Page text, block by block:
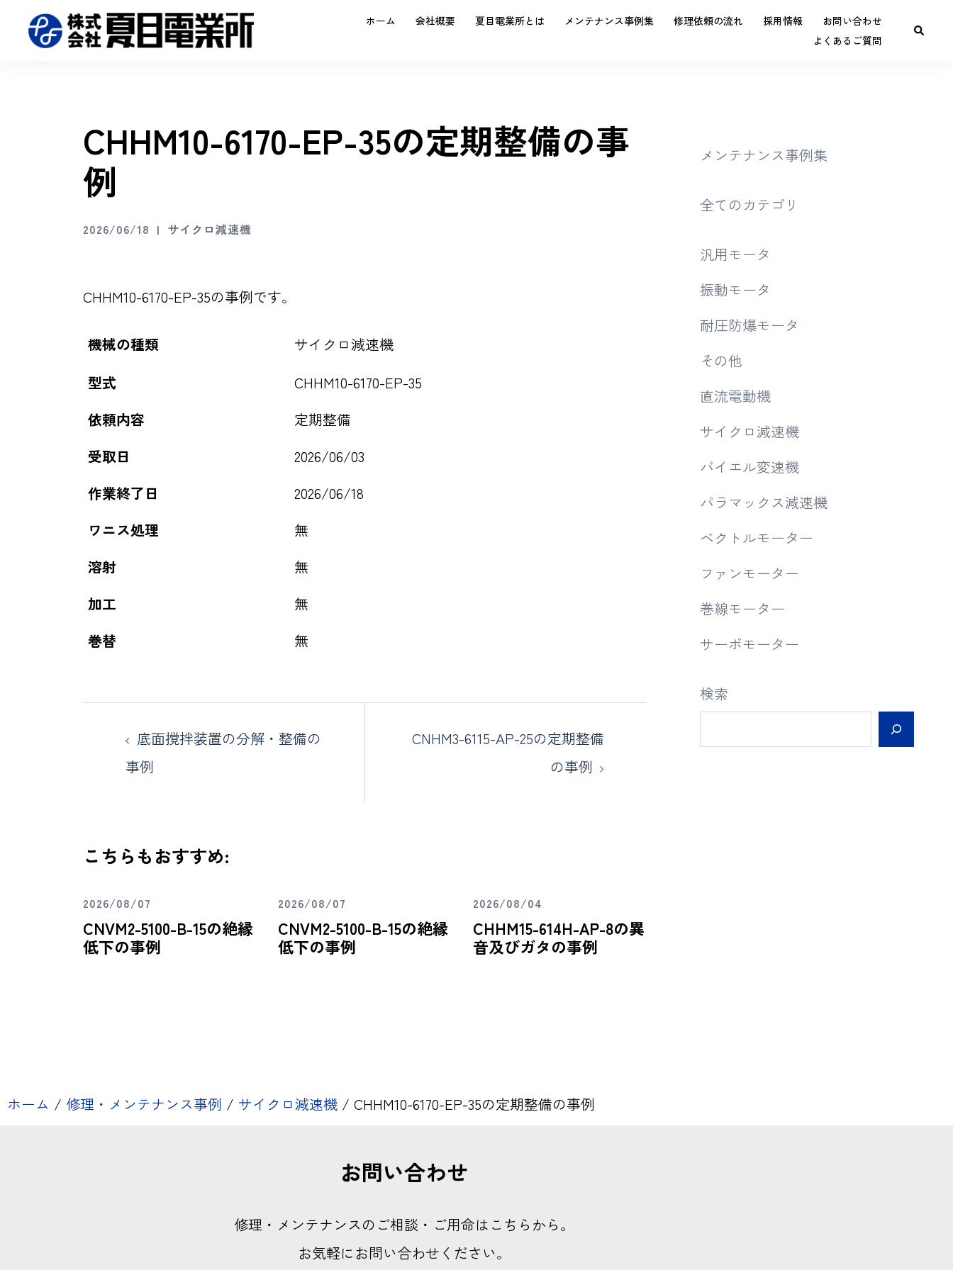
ホーム 会社概要 夏目電業所とは メンテナンス事例集 修理依頼の流れ 採用情報
お問い合わせ
よくあるご質問
CHHM10-6170-EP-35の定期整備の事
例
2026/06/18 サイクロ減速機
CHHM10-6170-EP-35の事例です。
機械の種類
サイクロ減速機
型式
CHHM10-6170-EP-35
依頼内容
定期整備
受取日
2026/06/03
作業終了日
2026/06/18
ワニス処理
無
溶射
無
加工
無
巻替
無
底面撹拌装置の分解・整備の
事例
CNHM3-6115-AP-25の定期整備
の事例
こちらもおすすめ:
2026/08/07
CNVM2-5100-B-15の絶縁
低下の事例
2026/08/07
CNVM2-5100-B-15の絶縁
低下の事例
2026/08/04
CHHM15-614H-AP-8の異
音及びガタの事例
メンテナンス事例集
全てのカテゴリ
汎用モータ
振動モータ
耐圧防爆モータ
その他
直流電動機
サイクロ減速機
バイエル変速機
パラマックス減速機
ベクトルモーター
ファンモーター
巻線モーター
サーボモーター
検索
ホーム / 修理・メンテナンス事例 / サイクロ減速機 / CHHM10-6170-EP-35の定期整備の事例
お問い合わせ
修理・メンテナンスのご相談・ご用命はこちらから。
お気軽にお問い合わせください。